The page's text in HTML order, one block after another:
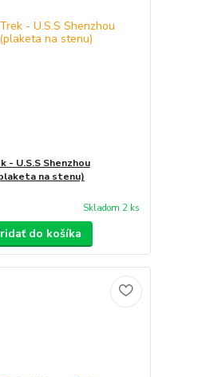
- U.S.S Shenzhou
na stenu)
Skladom 2 ks
do košíka